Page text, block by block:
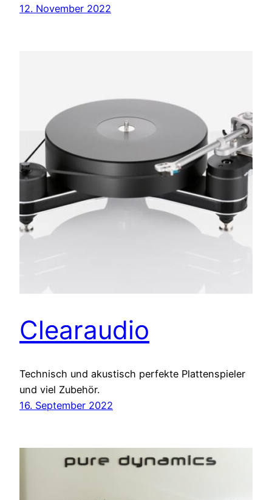
12. November 2022
Clearaudio
Technisch und akustisch perfekte Plattenspieler
und viel Zubehör.
16. September 2022